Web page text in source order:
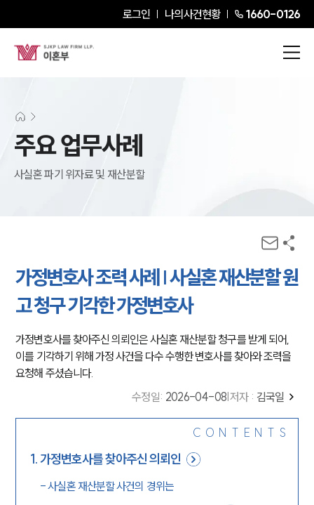
로그인 나의사건현황 1660-0126
주요 업무사례
사실혼 파기 위자료 및 재산분할
가정변호사 조력 사례 | 사실혼 재산분할 원
고 청구 기각한 가정변호사
가정변호사를 찾아주신 의뢰인은 사실혼 재산분할 청구를 받게 되어,
이를 기각하기 위해 가정 사건을 다수 수행한 변호사를 찾아와 조력을
요청해 주셨습니다.
수정일: 2026-04-08 저자 : 김국일
CONTENTS
1.가정변호사를 찾아주신 의뢰인
-사실혼 재산분할 사건의 경위는